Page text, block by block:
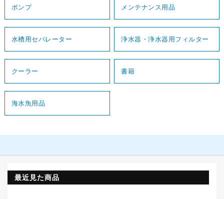
ポンプ メンテナンス用品
水槽用セパレーター 浄水器・浄水器用フィルター
クーラー 書籍
海水魚用品
最近見た商品